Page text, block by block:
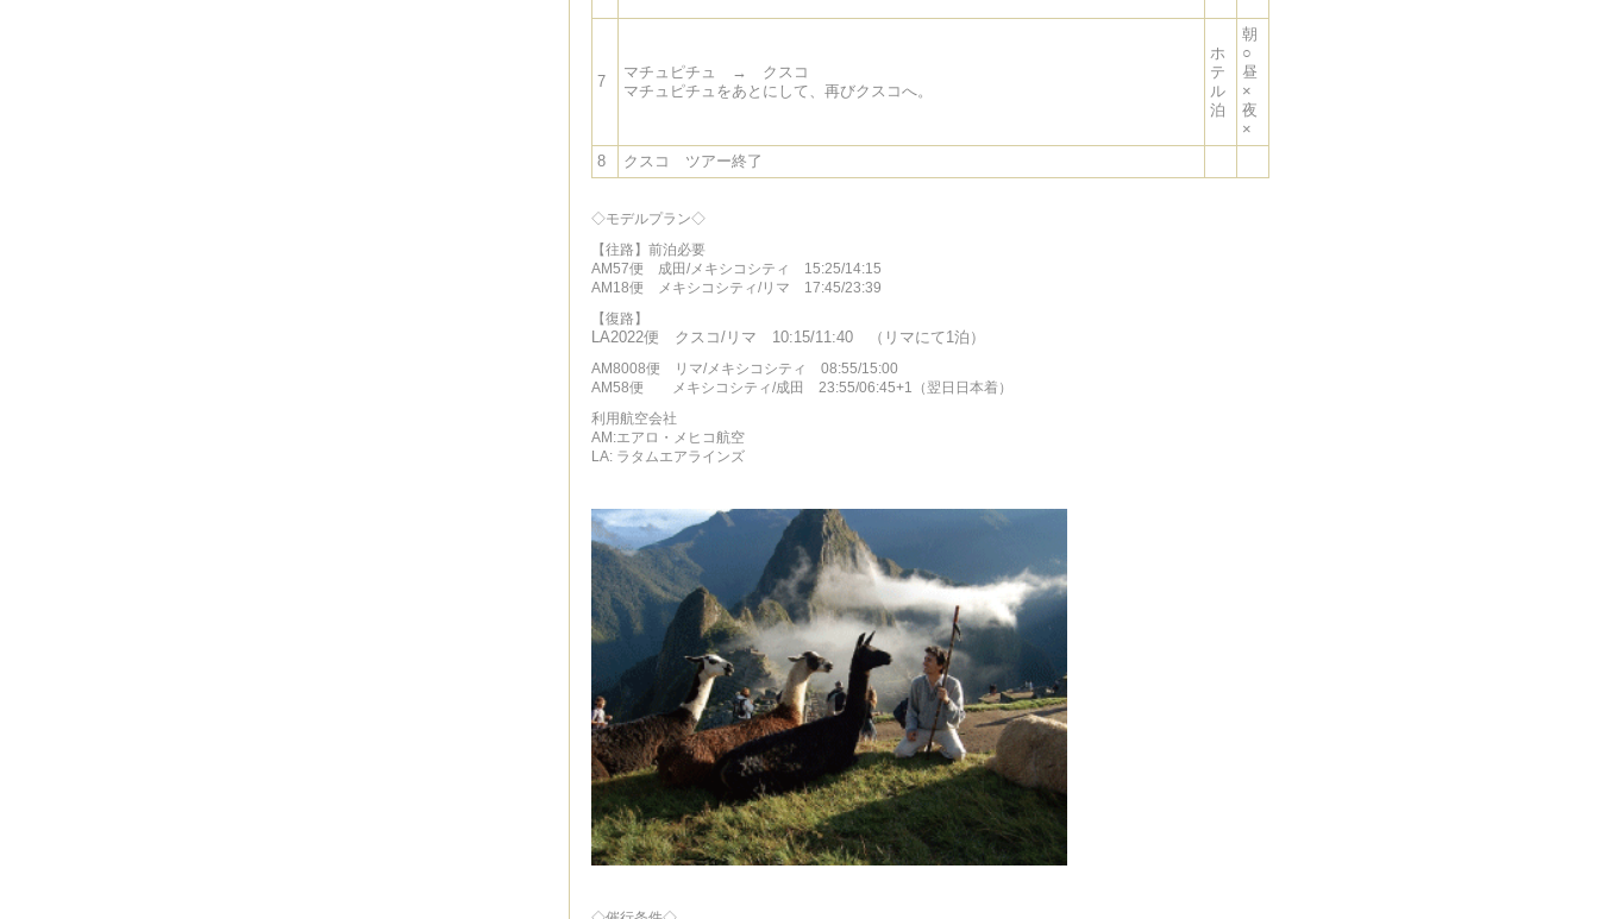
7
マチュピチュ → クスコ
マチュピチュをあとにして、再びクスコへ。
ホ
テ
ル
泊
朝
○
昼
×
夜
×
8
クスコ ツアー終了
◇モデルプラン◇
【往路】前泊必要
AM57便 成田/メキシコシティ 15:25/14:15
AM18便 メキシコシティ/リマ 17:45/23:39
【復路】
LA2022便 クスコ/リマ 10:15/11:40 （リマにて1泊）
AM8008便 リマ/メキシコシティ 08:55/15:00
AM58便 メキシコシティ/成田 23:55/06:45+1（翌日日本着）
利用航空会社
AM:エアロ・メヒコ航空
LA: ラタムエアラインズ